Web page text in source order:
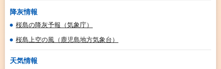
降灰情報
桜島の降灰予報（気象庁）
桜島上空の風（鹿児島地方気象台）
天気情報